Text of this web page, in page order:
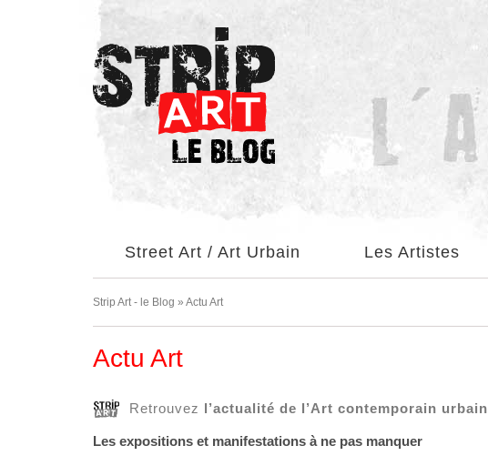
FacebookPinterestTwitterInstagram
Street Art / Art Urbain Les Artistes
Strip Art - le Blog » Actu Art
Actu Art
Retrouvez l’actualité de l’Art contemporain urbain
Les expositions et manifestations à ne pas manquer